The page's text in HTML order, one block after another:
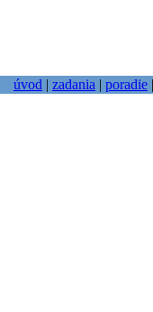
úvod | zadania | poradie